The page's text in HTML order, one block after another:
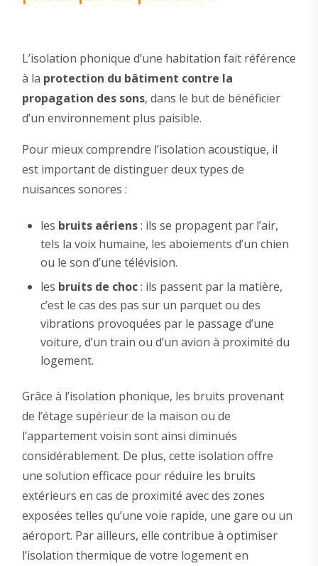
L’isolation phonique d’une habitation fait référence
à la protection du bâtiment contre la
propagation des sons, dans le but de bénéficier
d’un environnement plus paisible.
Pour mieux comprendre l’isolation acoustique, il
est important de distinguer deux types de
nuisances sonores :
les bruits aériens: ils se propagent par l’air,
tels la voix humaine, les aboiements d’un chien
ou le son d’une télévision.
les bruits de choc: ils passent par la matière,
c’est le cas des pas sur un parquet ou des
vibrations provoquées par le passage d’une
voiture, d’un train ou d’un avion à proximité du
logement.
Grâce à l’isolation phonique, les bruits provenant
de l’étage supérieur de la maison ou de
l’appartement voisin sont ainsi diminués
considérablement. De plus, cette isolation offre
une solution efficace pour réduire les bruits
extérieurs en cas de proximité avec des zones
exposées telles qu’une voie rapide, une gare ou un
aéroport. Par ailleurs, elle contribue à optimiser
l’isolation thermique de votre logement en